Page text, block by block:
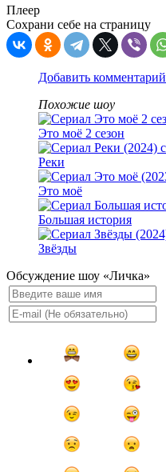
Плеер
Сохрани себе на страницу
Добавить комментарий
Похожие шоу
Это моё 2 сезон
Реки
Это моё
Большая история
Звёзды
Обсуждение шоу «Личка»